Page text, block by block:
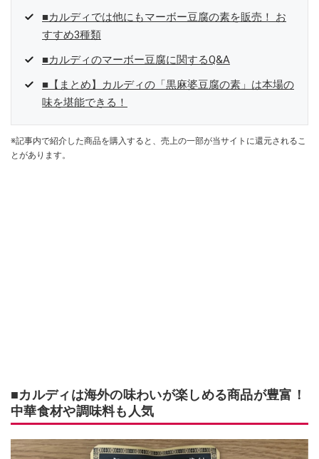
■カルディでは他にもマーボー豆腐の素を販売！ お
すすめ3種類
■カルディのマーボー豆腐に関するQ&A
■【まとめ】カルディの「黒麻婆豆腐の素」は本場の
味を堪能できる！
※記事内で紹介した商品を購入すると、売上の一部が当サイトに還元されるこ
とがあります。
■カルディは海外の味わいが楽しめる商品が豊富！
中華食材や調味料も人気